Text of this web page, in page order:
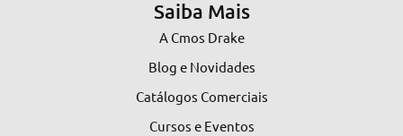
Saiba Mais
A Cmos Drake
Blog e Novidades
Catálogos Comerciais
Cursos e Eventos